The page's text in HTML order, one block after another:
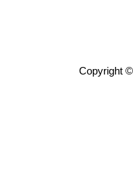
Copyright